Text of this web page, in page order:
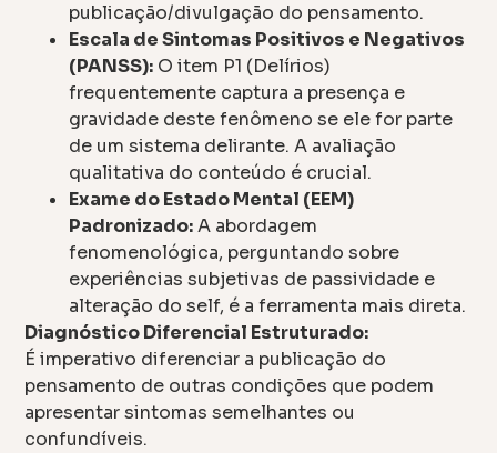
publicação/divulgação do pensamento.
Escala de Sintomas Positivos e Negativos
(PANSS): O item P1 (Delírios)
frequentemente captura a presença e
gravidade deste fenômeno se ele for parte
de um sistema delirante. A avaliação
qualitativa do conteúdo é crucial.
Exame do Estado Mental (EEM)
Padronizado:A abordagem
fenomenológica, perguntando sobre
experiências subjetivas de passividade e
alteração do self, é a ferramenta mais direta.
Diagnóstico Diferencial Estruturado:
É imperativo diferenciar a publicação do
pensamento de outras condições que podem
apresentar sintomas semelhantes ou
confundíveis.